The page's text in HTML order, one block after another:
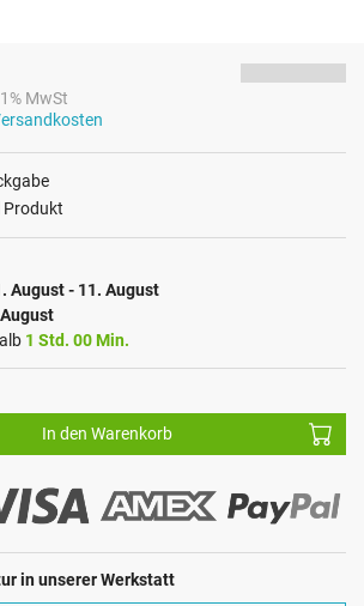
MwSt
Produkt
August - 11. August
1 Std. 00 Min.
In den Warenkorb
in unserer Werkstatt